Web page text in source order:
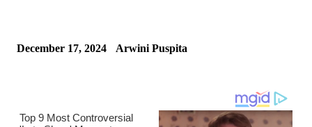
December 17, 2024 Arwini Puspita